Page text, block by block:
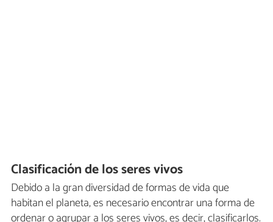
Clasificación de los seres vivos
Debido a la gran diversidad de formas de vida que
habitan el planeta, es necesario encontrar una forma de